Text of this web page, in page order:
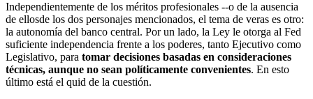
Independientemente de los méritos profesionales --o de la ausencia
de ellosde los dos personajes mencionados, el tema de veras es otro:
la autonomía del banco central. Por un lado, la Ley le otorga al Fed
suficiente independencia frente a los poderes, tanto Ejecutivo como
Legislativo, para tomar decisiones basadas en consideraciones
técnicas, aunque no sean políticamente convenientes. En esto
último está el quid de la cuestión.